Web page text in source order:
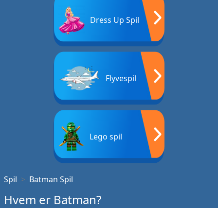
Dress Up Spil
Flyvespil
Lego spil
Spil Batman Spil
Hvem er Batman?